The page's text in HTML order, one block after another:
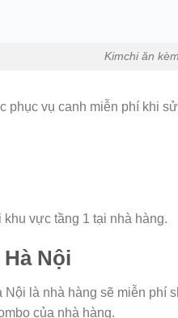
Kimchi ăn
vụ canh miễn phí khi
vực tầng 1 tại nhà hàng.
Nội
là nhà hàng sẽ miễn phí
của nhà hàng.